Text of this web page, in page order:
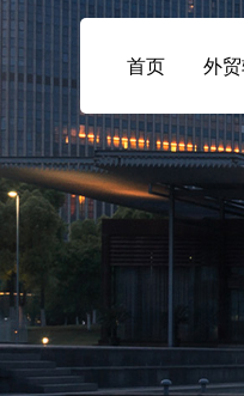
首页 外